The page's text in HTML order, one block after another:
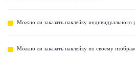
Можно ли заказать наклейку индивидуального
Можно ли заказать наклейку по своему